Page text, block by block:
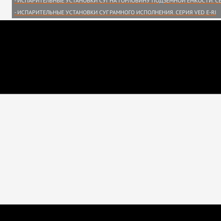
- ИСПАРИТЕЛЬНЫЕ УСТАНОВКИ СУГ РАМНОГО ИСПОЛНЕНИЯ. СЕРИЯ VED E-RI